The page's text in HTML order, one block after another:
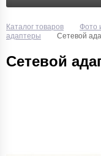
Каталог товаров Фото
адаптеры
Сетевой
Сетевой